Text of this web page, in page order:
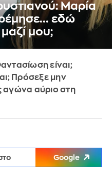
Μαρία
εδώ
μαζί μου;
είναι;
Πρόσεξε μην
αγώνα αύριο στη
Google